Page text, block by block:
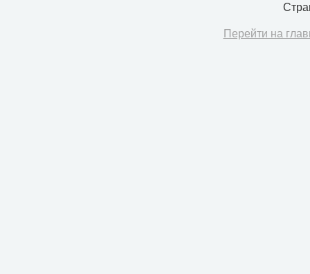
Перейти на